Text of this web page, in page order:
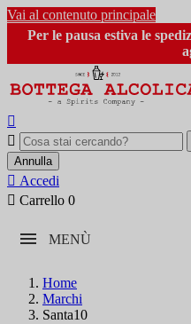
Vai al contenuto principale
Per le pausa estiva le


Annulla
 Accedi
 Carrello 0
MENÙ
Home
Marchi
Santa10